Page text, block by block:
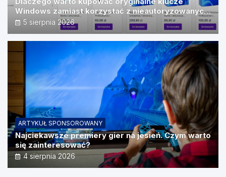
Windows zamiast korzystać z nieautoryzowanych
źródeł?
5 sierpnia 2026
ARTYKUŁ SPONSOROWANY
Najciekawsze premiery gier na jesień. Czym warto
się zainteresować?
4 sierpnia 2026